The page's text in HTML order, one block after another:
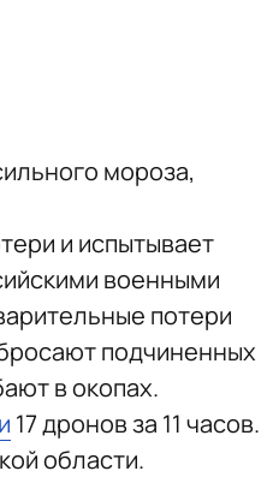
мороза,
и испытывает
военными
потери
подчиненных
в окопах.
17 дронов за 11 часов.
области.